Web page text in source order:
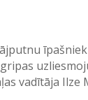
vadītāja Ilze